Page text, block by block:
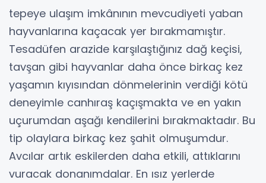
tepeye ulaşım imkânının mevcudiyeti yaban
hayvanlarına kaçacak yer bırakmamıştır.
Tesadüfen arazide karşılaştığınız dağ keçisi,
tavşan gibi hayvanlar daha önce birkaç kez
yaşamın kıyısından dönmelerinin verdiği kötü
deneyimle canhıraş kaçışmakta ve en yakın
uçurumdan aşağı kendilerini bırakmaktadır. Bu
tip olaylara birkaç kez şahit olmuşumdur.
Avcılar artık eskilerden daha etkili, attıklarını
vuracak donanımdalar. En ısız yerlerde